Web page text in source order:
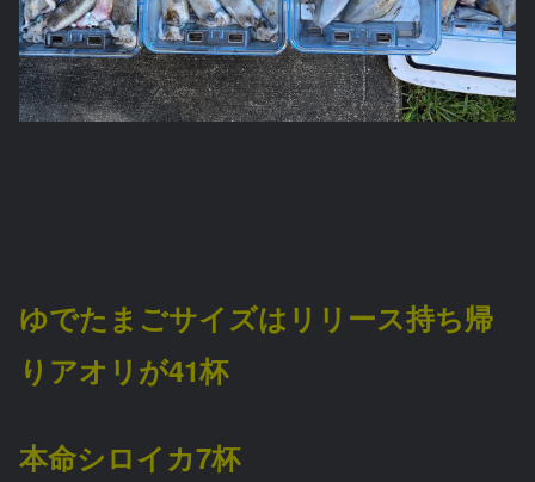
ゆでたまごサイズはリリース持ち帰
りアオリが41杯
本命シロイカ7杯